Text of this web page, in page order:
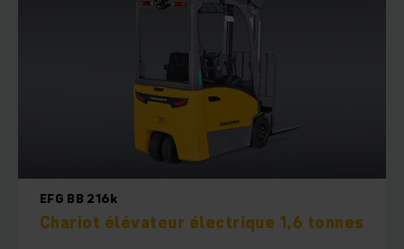
EFG BB 216k
Chariot élévateur électrique 1,6 tonnes